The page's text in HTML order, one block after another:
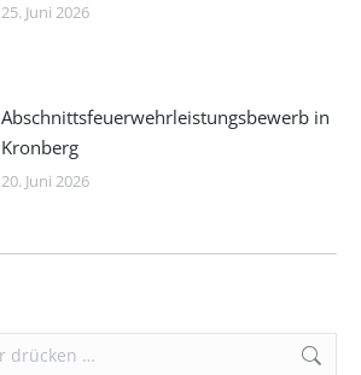
25. Juni 2026
Abschnittsfeuerwehrleistungsbewerb in
Kronberg
20. Juni 2026